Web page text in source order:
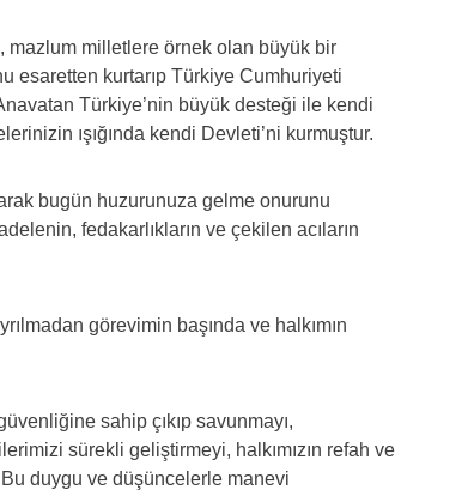
mazlum milletlere örnek olan büyük bir
esaretten kurtarıp Türkiye Cumhuriyeti
Türkiye’nin büyük desteği ile kendi
ışığında kendi Devleti’ni kurmuştur.
bugün huzurunuza gelme onurunu
fedakarlıkların ve çekilen acıların
görevimin başında ve halkımın
sahip çıkıp savunmayı,
sürekli geliştirmeyi, halkımızın refah ve
Bu duygu ve düşüncelerle manevi